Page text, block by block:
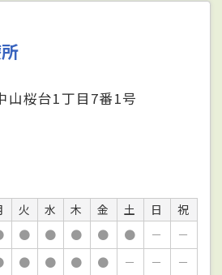
山桜台1丁目7番1号
火 水 木 金 土 日
祝
● ● ● ● ● －
－
● ● ● ● － － －